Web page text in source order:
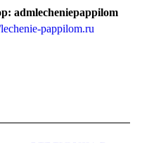
admlecheniepappilom
pappilom.ru